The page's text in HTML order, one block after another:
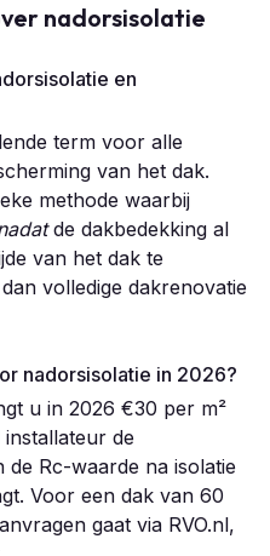
nadorsisolatie
en
term voor alle
van het dak.
methode waarbij
de dakbedekking al
van het dak te
volledige dakrenovatie
nadorsisolatie in 2026?
u in 2026 €30 per m²
de
Rc-waarde na isolatie
Voor een dak van 60
gaat via RVO.nl,